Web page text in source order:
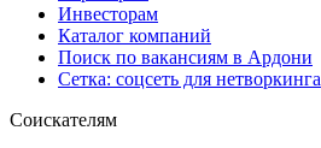
Инвесторам
Каталог компаний
Поиск по вакансиям в Ардони
Сетка: соцсеть для нетворкинга
Соискателям